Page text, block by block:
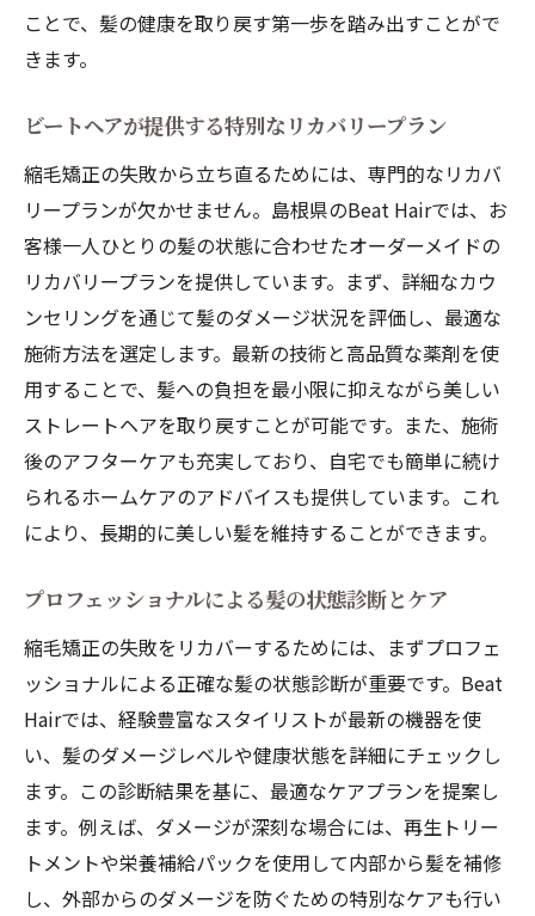
縮毛矯正の失敗によるダメージをケアするビー
トヘアの専門技術
髪の再生を促すビートヘアの特別施術
傷んだ髪を元に戻すための最新技術
縮毛矯正失敗からの脱却：ビートヘアの実
績
髪の健康を取り戻すための定期的なメンテ
ナンス
最先端のヘアケア機器とその効果
美しいストレートヘアを取り戻すための縮毛矯
正失敗リカバリーガイド
失敗した縮毛矯正から美髪を取り戻すステ
ップ
ホームケアの重要性：縮毛矯正失敗後の対
策
正しいヘアケア製品の選び方と使い方
リカバリーのための具体的なケアプラン
縮毛矯正失敗を乗り越えるためのメンタル
ケア
縮毛矯正の失敗後にやっておくべきケアとビー
トヘアのサポート
ことで、髪の健康を取り戻す第一歩を踏み出すことがで
きます。
ビートヘアが提供する特別なリカバリープラン
縮毛矯正の失敗から立ち直るためには、専門的なリカバ
リープランが欠かせません。島根県のBeat Hairでは、お
客様一人ひとりの髪の状態に合わせたオーダーメイドの
リカバリープランを提供しています。まず、詳細なカウ
ンセリングを通じて髪のダメージ状況を評価し、最適な
施術方法を選定します。最新の技術と高品質な薬剤を使
用することで、髪への負担を最小限に抑えながら美しい
ストレートヘアを取り戻すことが可能です。また、施術
後のアフターケアも充実しており、自宅でも簡単に続け
られるホームケアのアドバイスも提供しています。これ
により、長期的に美しい髪を維持することができます。
プロフェッショナルによる髪の状態診断とケア
縮毛矯正の失敗をリカバーするためには、まずプロフェ
ッショナルによる正確な髪の状態診断が重要です。Beat
Hairでは、経験豊富なスタイリストが最新の機器を使
い、髪のダメージレベルや健康状態を詳細にチェックし
ます。この診断結果を基に、最適なケアプランを提案し
ます。例えば、ダメージが深刻な場合には、再生トリー
トメントや栄養補給パックを使用して内部から髪を補修
し、外部からのダメージを防ぐための特別なケアも行い